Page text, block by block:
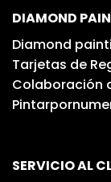
DIAMOND
Diamond
Tarjetas de
Colaboración
SERVICIO AL